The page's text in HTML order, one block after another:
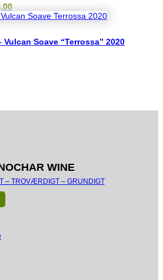
Prisinterval:
kr. 179,00
Soave “Terrossa” 2020
WINE
– TROVÆRDIGT – GRUNDIGT